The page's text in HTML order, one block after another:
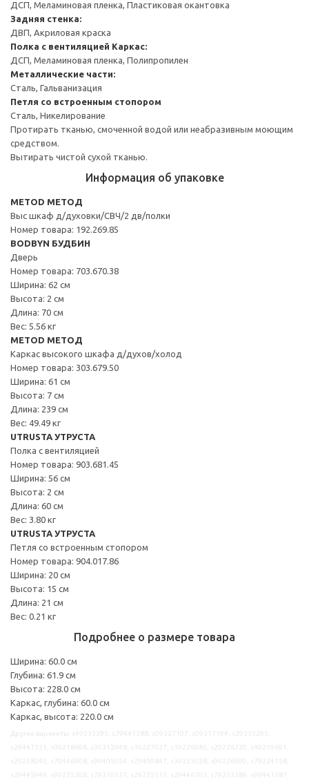
ДСП, Меламиновая пленка, Пластиковая окантовка
Задняя стенка:
ДВП, Акриловая краска
Полка с вентиляцией Каркас:
ДСП, Меламиновая пленка, Полипропилен
Металлические части:
Сталь, Гальванизация
Петля со встроенным стопором
Сталь, Никелирование
Протирать тканью, смоченной водой или неабразивным моющим
средством.
Вытирать чистой сухой тканью.
Информация об упаковке
METOD МЕТОД
Выс шкаф д/духовки/СВЧ/2 дв/полки
Номер товара: 192.269.85
BODBYN БУДБИН
Дверь
Номер товара: 703.670.38
Ширина: 62 см
Высота: 2 см
Длина: 70 см
Вес: 5.56 кг
METOD МЕТОД
Каркас высокого шкафа д/духов/холод
Номер товара: 303.679.50
Ширина: 61 см
Высота: 7 см
Длина: 239 см
Вес: 49.49 кг
UTRUSTA УТРУСТА
Полка с вентиляцией
Номер товара: 903.681.45
Ширина: 56 см
Высота: 2 см
Длина: 60 см
Вес: 3.80 кг
UTRUSTA УТРУСТА
Петля со встроенным стопором
Номер товара: 904.017.86
Ширина: 20 см
Высота: 15 см
Длина: 21 см
Вес: 0.21 кг
Подробнее о размере товара
Ширина: 60.0 см
Глубина: 61.9 см
Высота: 228.0 см
Каркас, глубина: 60.0 см
Каркас, высота: 220.0 см